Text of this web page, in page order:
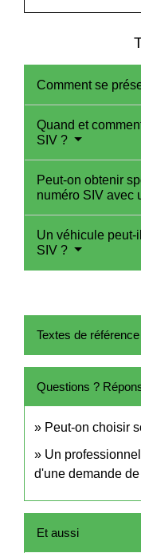
Comment se
Quand et
SIV ?
Peut-on obtenir
numéro SIV avec
Un véhicule peut-
SIV ?
Textes de référence
Questions ?
Peut-on choisir
Un
d'une demande
Et aussi